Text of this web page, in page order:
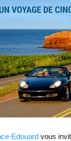
Edouard vous